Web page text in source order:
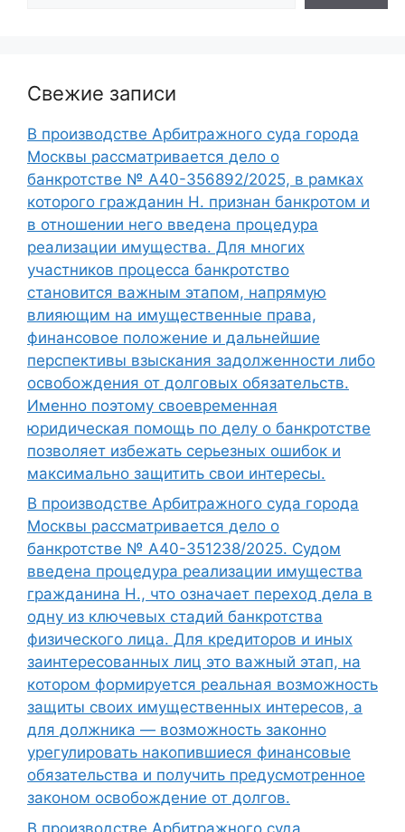
Свежие записи
В производстве Арбитражного суда города
Москвы рассматривается дело о
банкротстве № А40-356892/2025, в рамках
которого гражданин Н. признан банкротом и
в отношении него введена процедура
реализации имущества. Для многих
участников процесса банкротство
становится важным этапом, напрямую
влияющим на имущественные права,
финансовое положение и дальнейшие
перспективы взыскания задолженности либо
освобождения от долговых обязательств.
Именно поэтому своевременная
юридическая помощь по делу о банкротстве
позволяет избежать серьезных ошибок и
максимально защитить свои интересы.
В производстве Арбитражного суда города
Москвы рассматривается дело о
банкротстве № А40-351238/2025. Судом
введена процедура реализации имущества
гражданина Н., что означает переход дела в
одну из ключевых стадий банкротства
физического лица. Для кредиторов и иных
заинтересованных лиц это важный этап, на
котором формируется реальная возможность
защиты своих имущественных интересов, а
для должника — возможность законно
урегулировать накопившиеся финансовые
обязательства и получить предусмотренное
законом освобождение от долгов.
В производстве Арбитражного суда